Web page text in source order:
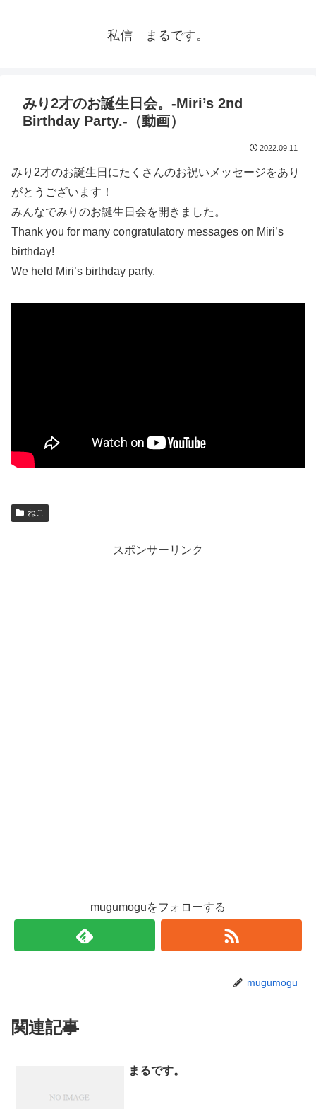
私信 まるです。
みり2才のお誕生日会。-Miri’s 2nd
Birthday Party.-（動画）
2022.09.11
みり2才のお誕生日にたくさんのお祝いメッセージをあり
がとうございます！
みんなでみりのお誕生日会を開きました。
Thank you for many congratulatory messages on Miri’s
birthday!
We held Miri’s birthday party.
ねこ
スポンサーリンク
mugumoguをフォローする
mugumogu
関連記事
まるです。